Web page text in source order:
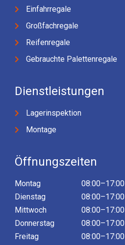
Einfahrregale
Großfachregale
Reifenregale
Gebrauchte Palettenregale
Dienstleistungen
Lagerinspektion
Montage
Öffnungszeiten
Montag
Dienstag
Mittwoch
Donnerstag
Freitag
08:00–17:00
08:00–17:00
08:00–17:00
08:00–17:00
08:00–17:00